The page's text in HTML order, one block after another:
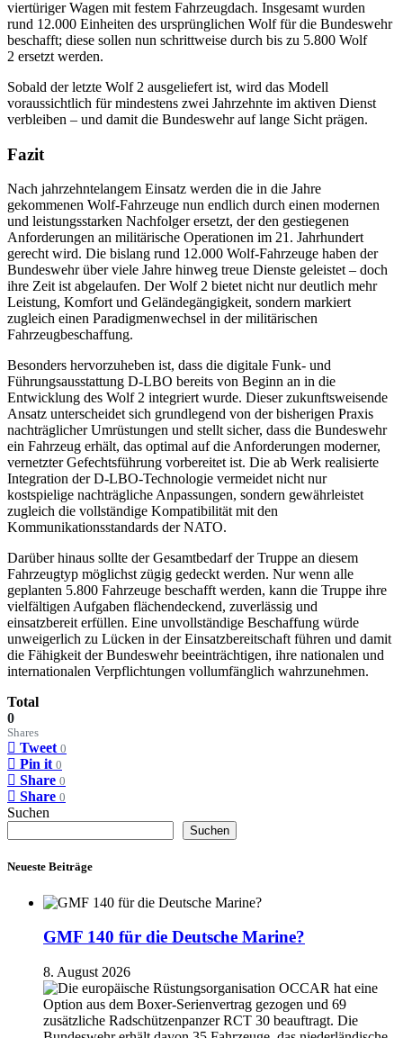
viertüriger Wagen mit festem Fahrzeugdach. Insgesamt wurden
rund 12.000 Einheiten des ursprünglichen Wolf für die Bundeswehr
beschafft; diese sollen nun schrittweise durch bis zu 5.800 Wolf
2 ersetzt werden.
Sobald der letzte Wolf 2 ausgeliefert ist, wird das Modell
voraussichtlich für mindestens zwei Jahrzehnte im aktiven Dienst
verbleiben – und damit die Bundeswehr auf lange Sicht prägen.
Fazit
Nach jahrzehntelangem Einsatz werden die in die Jahre
gekommenen Wolf-Fahrzeuge nun endlich durch einen modernen
und leistungsstarken Nachfolger ersetzt, der den gestiegenen
Anforderungen an militärische Operationen im 21. Jahrhundert
gerecht wird. Die bislang rund 12.000 Wolf-Fahrzeuge haben der
Bundeswehr über viele Jahre hinweg treue Dienste geleistet – doch
ihre Zeit ist abgelaufen. Der Wolf 2 bietet nicht nur deutlich mehr
Leistung, Komfort und Geländegängigkeit, sondern markiert
zugleich einen Paradigmenwechsel in der militärischen
Fahrzeugbeschaffung.
Besonders hervorzuheben ist, dass die digitale Funk- und
Führungsausstattung D-LBO bereits von Beginn an in die
Entwicklung des Wolf 2 integriert wurde. Dieser zukunftsweisende
Ansatz unterscheidet sich grundlegend von der bisherigen Praxis
nachträglicher Umrüstungen und stellt sicher, dass die Bundeswehr
ein Fahrzeug erhält, das optimal auf die Anforderungen moderner,
vernetzter Gefechtsführung vorbereitet ist. Die ab Werk realisierte
Integration der D-LBO-Technologie vermeidet nicht nur
kostspielige nachträgliche Anpassungen, sondern gewährleistet
zugleich die vollständige Kompatibilität mit den
Kommunikationsstandards der NATO.
Darüber hinaus sollte der Gesamtbedarf der Truppe an diesem
Fahrzeugtyp möglichst zügig gedeckt werden. Nur wenn alle
geplanten 5.800 Fahrzeuge beschafft werden, kann die Truppe ihre
vielfältigen Aufgaben flächendeckend, zuverlässig und
einsatzbereit erfüllen. Eine unvollständige Beschaffung würde
unweigerlich zu Lücken in der Einsatzbereitschaft führen und damit
die Fähigkeit der Bundeswehr beeinträchtigen, ihre nationalen und
internationalen Verpflichtungen vollumfänglich wahrzunehmen.
Total
0
Shares
Tweet 0
Pin it 0
Share 0
Share 0
Suchen
Suchen
Neueste Beiträge
GMF 140 für die Deutsche Marine?
8. August 2026